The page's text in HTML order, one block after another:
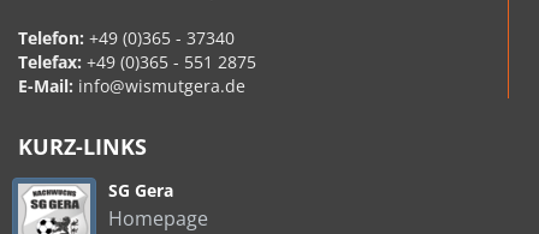
Telefon: +49 (0)365 - 37340
Telefax: +49 (0)365 - 551 2875
E-Mail: info@wismutgera.de
KURZ-LINKS
SG Gera
Homepage